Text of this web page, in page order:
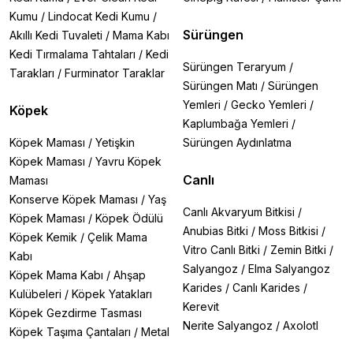
Kumu / Lindocat Kedi Kumu /
Akıllı Kedi Tuvaleti / Mama Kabı
Kedi Tırmalama Tahtaları / Kedi
Tarakları / Furminator Taraklar
Köpek
Köpek Maması / Yetişkin
Köpek Maması / Yavru Köpek
Maması
Konserve Köpek Maması / Yaş
Köpek Maması / Köpek Ödülü
Köpek Kemik / Çelik Mama
Kabı
Köpek Mama Kabı / Ahşap
Kulübeleri / Köpek Yatakları
Köpek Gezdirme Tasması
Köpek Taşıma Çantaları / Metal
Sürüngen
Sürüngen Teraryum /
Sürüngen Matı / Sürüngen
Yemleri / Gecko Yemleri /
Kaplumbağa Yemleri /
Sürüngen Aydınlatma
Canlı
Canlı Akvaryum Bitkisi /
Anubias Bitki / Moss Bitkisi /
Vitro Canlı Bitki / Zemin Bitki /
Salyangoz / Elma Salyangoz
Karides / Canlı Karides /
Kerevit
Nerite Salyangoz / Axolotl